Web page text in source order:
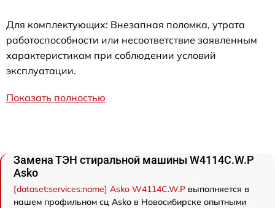
Для комплектующих: Внезапная поломка, утрата
работоспособности или несоответствие заявленным
характеристикам при соблюдении условий
эксплуатации.
Показать полностью
Замена ТЭН стиральной машины W4114C.W.P
Asko
[dataset:services:name] Asko W4114C.W.P выполняется в
нашем профильном сц Asko в Новосибирске опытными